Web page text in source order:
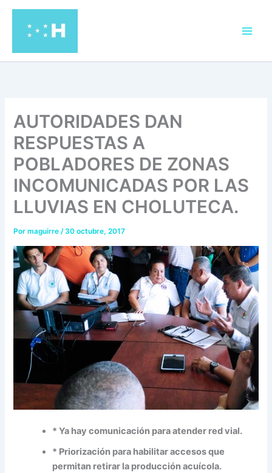
contenido
AUTORIDADES DAN
RESPUESTAS A
POBLADORES DE ZONAS
INCOMUNICADAS POR LAS
LLUVIAS EN CHOLUTECA.
Pormaguirre/30 octubre, 2017
* Ya hay comunicación para atender red vial.
* Priorización para habilitar accesos que
permitan retirar la producción acuícola.